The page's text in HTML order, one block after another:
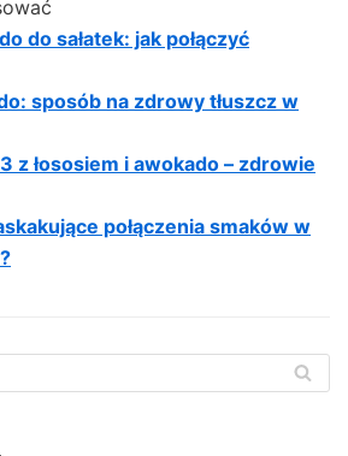
do sałatek: jak połączyć
sposób na zdrowy tłuszcz w
z łososiem i awokado – zdrowie
połączenia smaków w